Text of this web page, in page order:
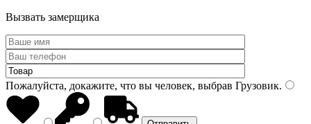
Вызвать замерщика
Пожалуйста, докажите, что вы человек, выбрав Грузовик.